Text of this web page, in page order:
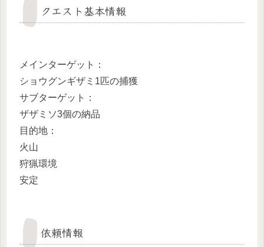
クエスト基本情報
メインターゲット：
ショウグンギザミ1匹の捕獲
サブターゲット：
ザザミソ3個の納品
目的地：
火山
狩猟環境
安定
依頼情報